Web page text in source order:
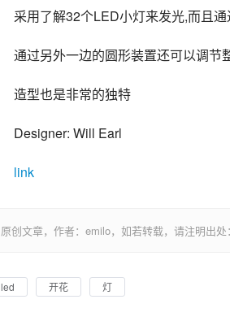
采用了解32个LED小灯来发光,而且
通过另外一边的圆形装置还可以调节
造型也是非常的独特
Designer: Will Earl
link
原创文章，作者：emilo，如若转载，请注明出
led 开花 灯